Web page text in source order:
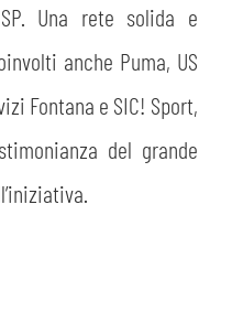
Una rete solida e
anche Puma, US
Fontana e SIC! Sport,
del grande